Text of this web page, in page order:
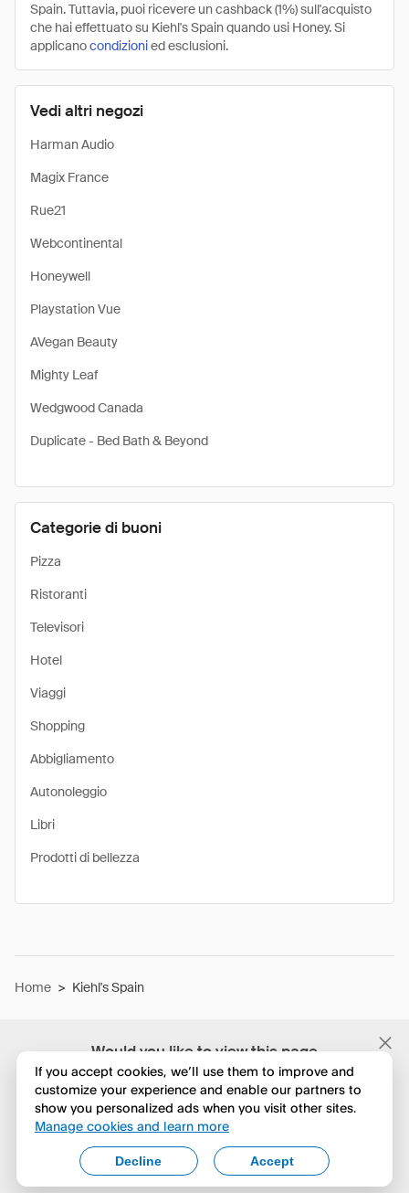
Would you like to view this page
in English?
No, continua a esplorare
Yes, change to English
Vedi altri negozi
Harman Audio
Magix France
Rue21
Webcontinental
Honeywell
Playstation Vue
AVegan Beauty
Mighty Leaf
Wedgwood Canada
Duplicate - Bed Bath & Beyond
Categorie di buoni
Pizza
Ristoranti
Televisori
Hotel
Viaggi
Shopping
Abbigliamento
Autonoleggio
Libri
Prodotti di bellezza
Spain. Tuttavia, puoi ricevere un cashback (1%) sull'acquisto
che hai effettuato su Kiehl's Spain quando usi Honey. Si
applicanocondizionied esclusioni.
Home > Kiehl's Spain
If you accept cookies, we’ll use them to improve and
customize your experience and enable our partners to
show you personalized ads when you visit other sites.
Manage cookies and learn more
Accept
Decline